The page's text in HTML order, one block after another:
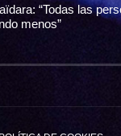
“Todas las
menos”